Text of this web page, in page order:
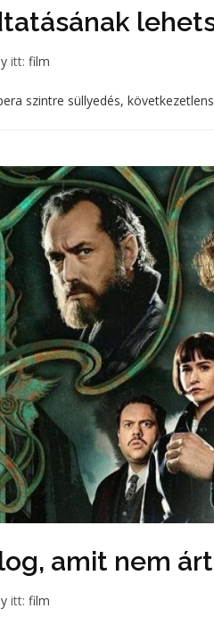
itt: film
szintre süllyedés,
amit nem
itt: film